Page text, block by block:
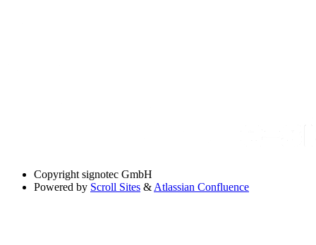
Copyright signotec GmbH
Powered by Scroll Sites &Atlassian Confluence